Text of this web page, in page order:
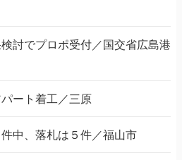
討でプロポ受付／国交省広島港
ート着工／三原
中、落札は５件／福山市